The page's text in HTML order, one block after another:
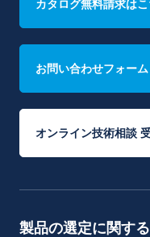
カタログ無料請求は
お問い合わせフォーム
オンライン技術相談
製品の選定に関す